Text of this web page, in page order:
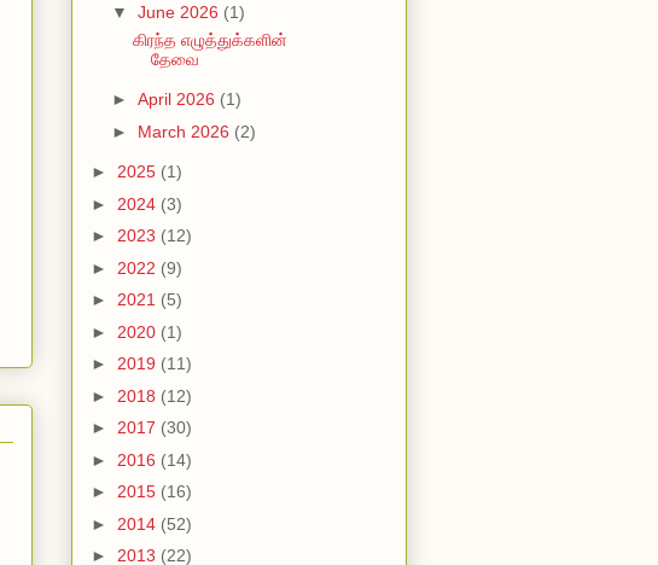
▼ June 2026 (1)
கிரந்த எழுத்துக்களின்
தேவை
► April 2026 (1)
► March 2026 (2)
► 2025 (1)
► 2024 (3)
► 2023 (12)
► 2022 (9)
► 2021 (5)
► 2020 (1)
► 2019 (11)
► 2018 (12)
► 2017 (30)
► 2016 (14)
► 2015 (16)
► 2014 (52)
► 2013 (22)